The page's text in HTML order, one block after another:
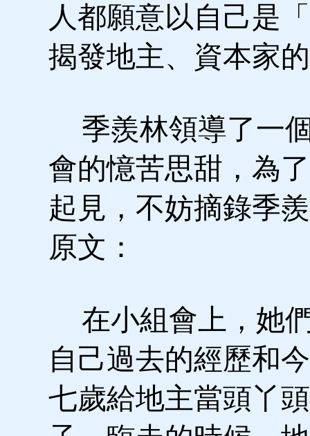
人都願意以自己是
揭發地主、資本家
季羨林領導了一
會的憶苦思甜，為
起見，不妨摘錄季
原文：
在小組會上，她
自己過去的經歷和
七歲給地主當頭丫